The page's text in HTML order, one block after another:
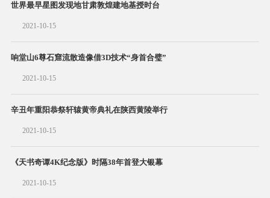
世界最早星图发现地甘肃敦煌建地基授时台
2021-10-15
响堂山6尊石窟流散造像借3D技术“身首合璧”
2021-10-15
辛丑年重阳恭祭轩辕黄帝典礼在陕西黄陵举行
2021-10-15
《天书奇谭4K纪念版》时隔38年首登大银幕
2021-10-15